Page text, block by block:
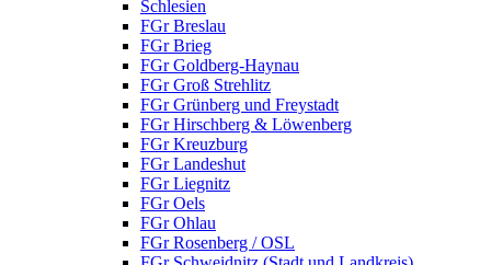
Schlesien
FGr Breslau
FGr Brieg
FGr Goldberg-Haynau
FGr Groß Strehlitz
FGr Grünberg und Freystadt
FGr Hirschberg & Löwenberg
FGr Kreuzburg
FGr Landeshut
FGr Liegnitz
FGr Oels
FGr Ohlau
FGr Rosenberg / OSL